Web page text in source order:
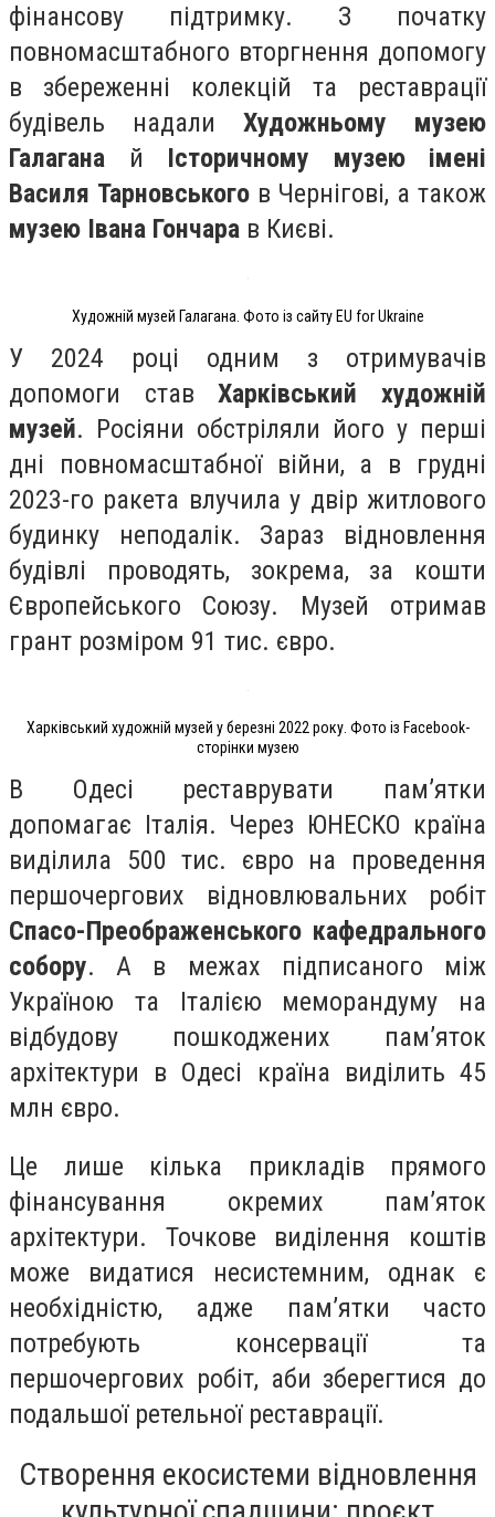
фінансову підтримку. З початку
повномасштабного вторгнення допомогу
в збереженні колекцій та реставрації
будівель надали Художньому музею
Галагана й Історичному музею імені
Василя Тарновськогов Чернігові, а також
музею Івана Гончара в Києві.
Художній музей Галагана. Фото із сайту EU for Ukraine
У 2024 році одним з отримувачів
допомоги ставХарківський художній
музей. Росіяни обстріляли його у перші
дні повномасштабної війни, а в грудні
2023-го ракета влучила у двір житлового
будинку неподалік. Зараз відновлення
будівлі проводять, зокрема, за кошти
Європейського Союзу. Музей отримав
грант розміром 91 тис. євро.
Харківський художній музей у березні 2022 року. Фото із Facebook-
сторінки музею
В Одесі реставрувати памʼятки
допомагає Італія. Через ЮНЕСКО країна
виділила 500 тис. євро на проведення
першочергових відновлювальних робіт
Спасо-Преображенського кафедрального
собору. А в межах підписаного між
Україною та Італією меморандуму на
відбудову пошкоджених пам’яток
архітектури в Одесі країна виділить 45
млн євро.
Це лише кілька прикладів прямого
фінансування окремих памʼяток
архітектури. Точкове виділення коштів
може видатися несистемним, однак є
необхідністю, адже памʼятки часто
потребують консервації та
першочергових робіт, аби зберегтися до
подальшої ретельної реставрації.
Створення екосистеми відновлення